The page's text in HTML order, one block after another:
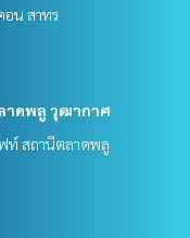
อน สาทร
าดพลู วุฒากาศ
ท์ สถานีตลาดพลู